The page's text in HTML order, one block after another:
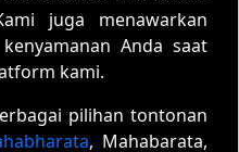
juga menawarkan
Anda saat
kami.
pilihan tontonan
, Mahabarata,